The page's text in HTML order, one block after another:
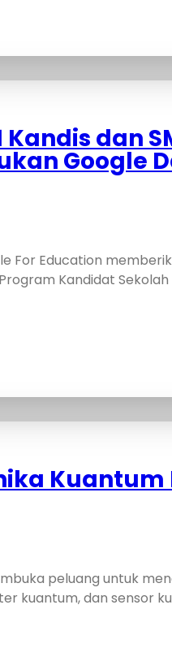
Kandis dan
Google
For Education
Kandidat Sekolah
Kuantum
peluang untuk
kuantum, dan sensor